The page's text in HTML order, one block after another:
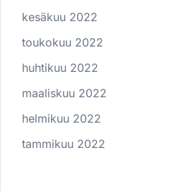
kesäkuu 2022
toukokuu 2022
huhtikuu 2022
maaliskuu 2022
helmikuu 2022
tammikuu 2022